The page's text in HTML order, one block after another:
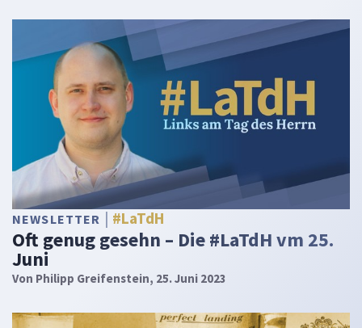
NEWSLETTER #LaTdH
Oft genug gesehn – Die #LaTdH vm 25.
Juni
Von Philipp Greifenstein, 25. Juni 2023